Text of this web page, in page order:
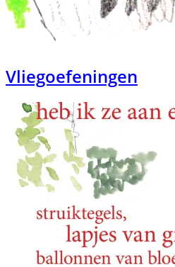
Vliegoefeningen